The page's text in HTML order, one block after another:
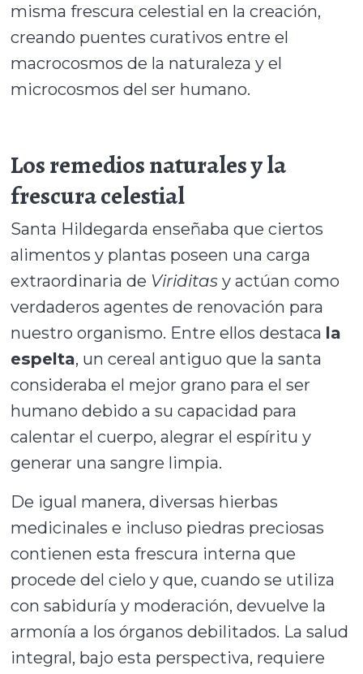
misma frescura celestial en la creación,
creando puentes curativos entre el
macrocosmos de la naturaleza y el
microcosmos del ser humano.
Los remedios naturales y la
frescura celestial
Santa Hildegarda enseñaba que ciertos
alimentos y plantas poseen una carga
extraordinaria de Viriditas y actúan como
verdaderos agentes de renovación para
nuestro organismo. Entre ellos destaca la
espelta, un cereal antiguo que la santa
consideraba el mejor grano para el ser
humano debido a su capacidad para
calentar el cuerpo, alegrar el espíritu y
generar una sangre limpia.
De igual manera, diversas hierbas
medicinales e incluso piedras preciosas
contienen esta frescura interna que
procede del cielo y que, cuando se utiliza
con sabiduría y moderación, devuelve la
armonía a los órganos debilitados. La salud
integral, bajo esta perspectiva, requiere